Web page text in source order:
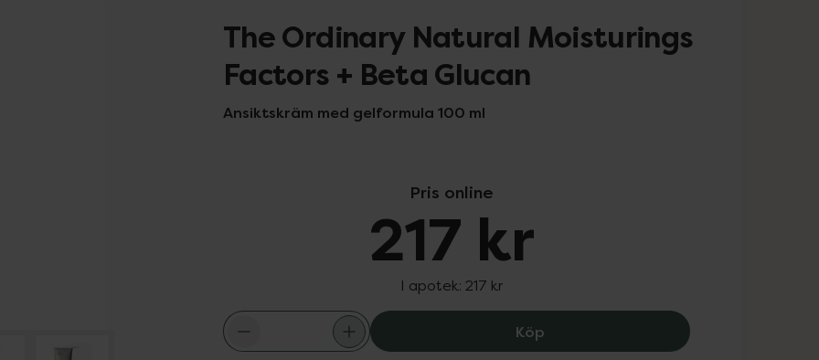
The Ordinary Natural Moisturings
Factors + Beta Glucan
Ansiktskräm med gelformula 100 ml
Pris online
217 kr
I apotek: 217 kr
Köp The Ordinary Natural Moisturings